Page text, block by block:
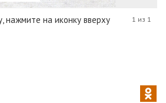
нажмите на иконку вверху
1 из 1